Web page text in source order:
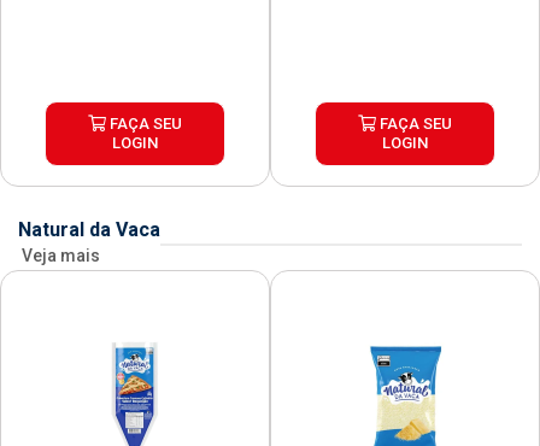
FAÇA SEU
LOGIN
FAÇA SEU
LOGIN
Natural da Vaca
Veja mais